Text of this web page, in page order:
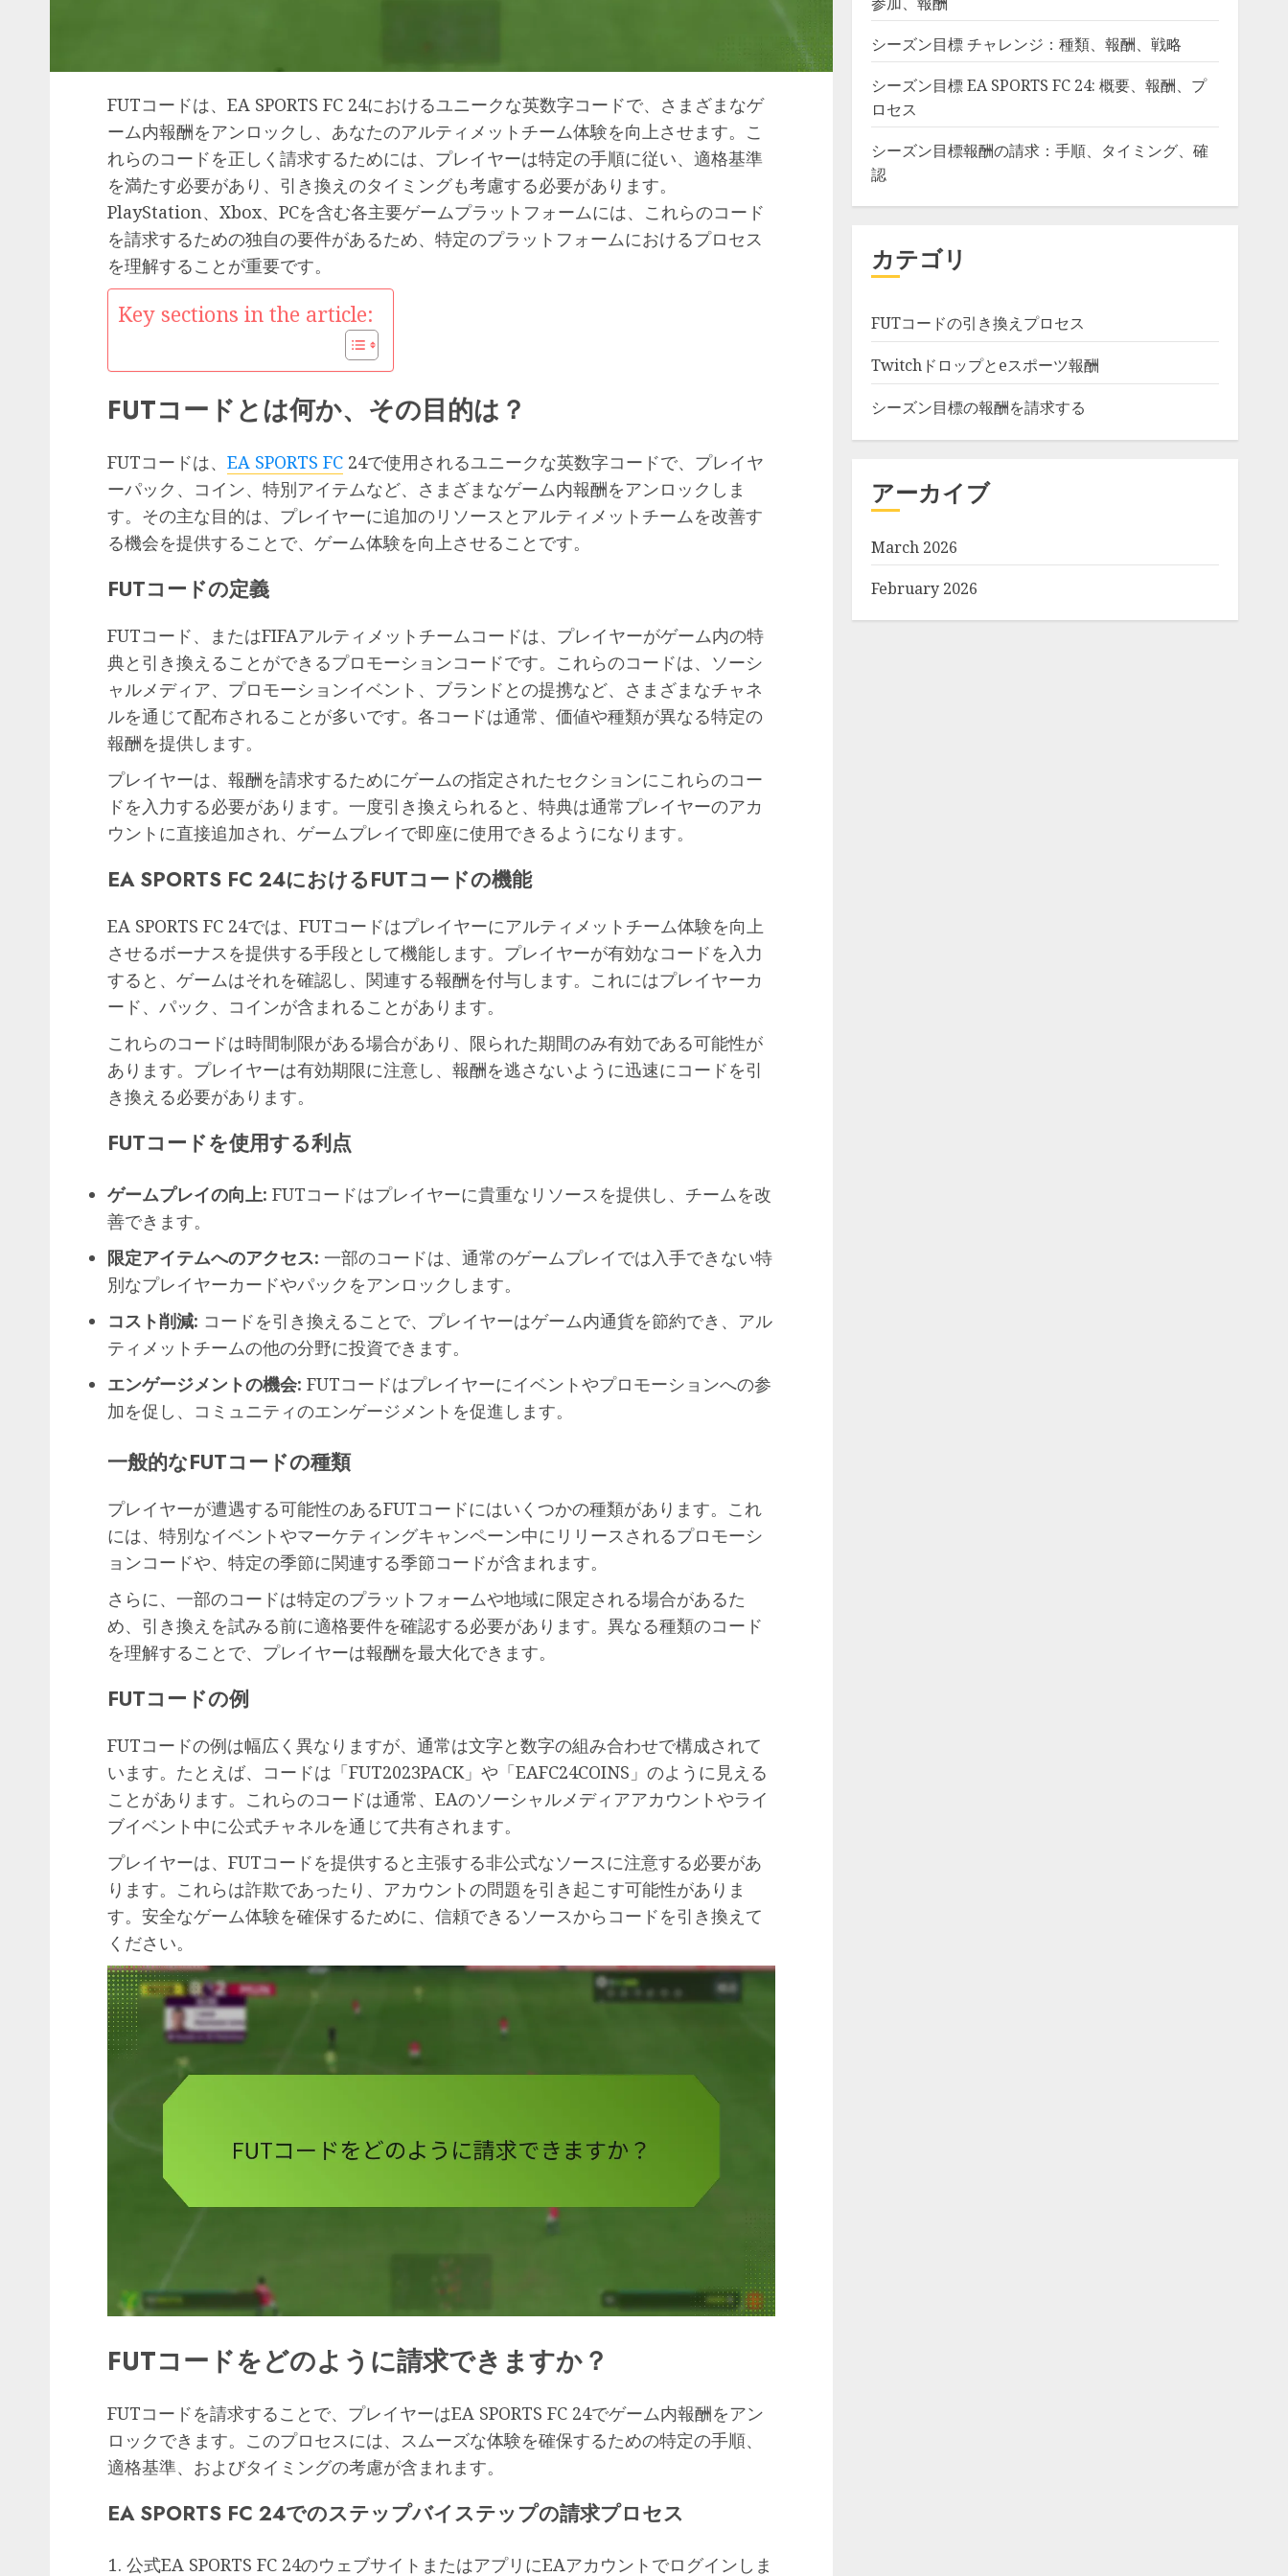
FUTコードは、EA SPORTS FC 24におけるユニークな英数字コードで、さまざまなゲ
ーム内報酬をアンロックし、あなたのアルティメットチーム体験を向上させます。こ
れらのコードを正しく請求するためには、プレイヤーは特定の手順に従い、適格基準
を満たす必要があり、引き換えのタイミングも考慮する必要があります。
PlayStation、Xbox、PCを含む各主要ゲームプラットフォームには、これらのコード
を請求するための独自の要件があるため、特定のプラットフォームにおけるプロセス
を理解することが重要です。
Key sections in the article:
FUTコードとは何か、その目的は？
FUTコードは、 EA SPORTS FC 24で使用されるユニークな英数字コードで、プレイヤ
ーパック、コイン、特別アイテムなど、さまざまなゲーム内報酬をアンロックしま
す。その主な目的は、プレイヤーに追加のリソースとアルティメットチームを改善す
る機会を提供することで、ゲーム体験を向上させることです。
FUTコードの定義
FUTコード、またはFIFAアルティメットチームコードは、プレイヤーがゲーム内の特
典と引き換えることができるプロモーションコードです。これらのコードは、ソーシ
ャルメディア、プロモーションイベント、ブランドとの提携など、さまざまなチャネ
ルを通じて配布されることが多いです。各コードは通常、価値や種類が異なる特定の
報酬を提供します。
プレイヤーは、報酬を請求するためにゲームの指定されたセクションにこれらのコー
ドを入力する必要があります。一度引き換えられると、特典は通常プレイヤーのアカ
ウントに直接追加され、ゲームプレイで即座に使用できるようになります。
EA SPORTS FC 24におけるFUTコードの機能
EA SPORTS FC 24では、FUTコードはプレイヤーにアルティメットチーム体験を向上
させるボーナスを提供する手段として機能します。プレイヤーが有効なコードを入力
すると、ゲームはそれを確認し、関連する報酬を付与します。これにはプレイヤーカ
ード、パック、コインが含まれることがあります。
これらのコードは時間制限がある場合があり、限られた期間のみ有効である可能性が
あります。プレイヤーは有効期限に注意し、報酬を逃さないように迅速にコードを引
き換える必要があります。
FUTコードを使用する利点
ゲームプレイの向上: FUTコードはプレイヤーに貴重なリソースを提供し、チームを改
善できます。
限定アイテムへのアクセス: 一部のコードは、通常のゲームプレイでは入手できない特
別なプレイヤーカードやパックをアンロックします。
コスト削減: コードを引き換えることで、プレイヤーはゲーム内通貨を節約でき、アル
ティメットチームの他の分野に投資できます。
エンゲージメントの機会: FUTコードはプレイヤーにイベントやプロモーションへの参
加を促し、コミュニティのエンゲージメントを促進します。
一般的なFUTコードの種類
プレイヤーが遭遇する可能性のあるFUTコードにはいくつかの種類があります。これ
には、特別なイベントやマーケティングキャンペーン中にリリースされるプロモーシ
ョンコードや、特定の季節に関連する季節コードが含まれます。
さらに、一部のコードは特定のプラットフォームや地域に限定される場合があるた
め、引き換えを試みる前に適格要件を確認する必要があります。異なる種類のコード
を理解することで、プレイヤーは報酬を最大化できます。
FUTコードの例
FUTコードの例は幅広く異なりますが、通常は文字と数字の組み合わせで構成されて
います。たとえば、コードは「FUT2023PACK」や「EAFC24COINS」のように見える
ことがあります。これらのコードは通常、EAのソーシャルメディアアカウントやライ
ブイベント中に公式チャネルを通じて共有されます。
プレイヤーは、FUTコードを提供すると主張する非公式なソースに注意する必要があ
ります。これらは詐欺であったり、アカウントの問題を引き起こす可能性がありま
す。安全なゲーム体験を確保するために、信頼できるソースからコードを引き換えて
ください。
FUTコードをどのように請求できますか？
FUTコードを請求することで、プレイヤーはEA SPORTS FC 24でゲーム内報酬をアン
ロックできます。このプロセスには、スムーズな体験を確保するための特定の手順、
適格基準、およびタイミングの考慮が含まれます。
EA SPORTS FC 24でのステップバイステップの請求プロセス
公式EA SPORTS FC 24のウェブサイトまたはアプリにEAアカウントでログインしま
シーズン目標 チャレンジ：種類、報酬、戦略
シーズン目標 EA SPORTS FC 24: 概要、報酬、プ
ロセス
シーズン目標報酬の請求：手順、タイミング、確
認
カテゴリ
FUTコードの引き換えプロセス
Twitchドロップとeスポーツ報酬
シーズン目標の報酬を請求する
アーカイブ
March 2026
February 2026